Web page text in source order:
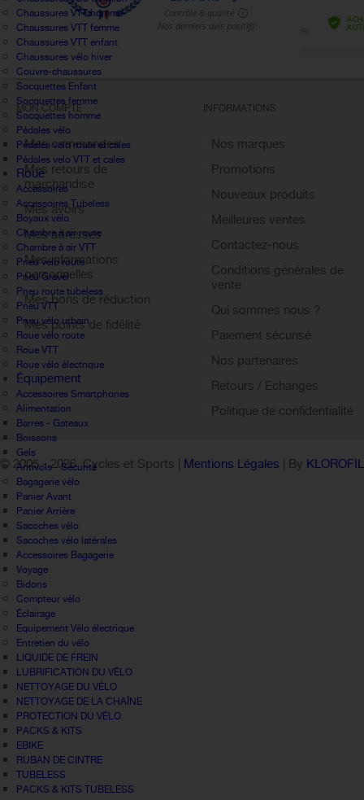
Chaussures VTT homme
Chaussures VTT femme
Chaussures VTT enfant
Chaussures vélo hiver
Couvre-chaussures
Socquettes Enfant
Socquettes femme
Socquettes homme
Pédales vélo
Pédales velo route et cales
Pédales velo VTT et cales
Roue
Accessoires
Accessoires Tubeless
Boyaux vélo
Chambre à air route
Chambre à air VTT
Pneu vélo route
Pneu Gravel
Pneu route tubeless
Pneu VTT
Pneu vélo urbain
Roue vélo route
Roue VTT
Roue vélo électrique
Équipement
Accessoires Smartphones
Alimentation
Barres - Gateaux
Boissons
Gels
Antivols - Sécurité
Bagagerie vélo
Panier Avant
Panier Arrière
Sacoches vélo
Sacoches vélo latérales
Accessoires Bagagerie
Voyage
Bidons
Compteur vélo
Éclairage
Equipement Vélo électrique
Entretien du vélo
LIQUIDE DE FREIN
LUBRIFICATION DU VÉLO
NETTOYAGE DU VÉLO
NETTOYAGE DE LA CHAÎNE
PROTECTION DU VÉLO
PACKS & KITS
EBIKE
RUBAN DE CINTRE
TUBELESS
PACKS & KITS TUBELESS
MON COMPTE
Mes commandes
Mes retours de
marchandise
Mes avoirs
Mes adresses
Mes informations
personnelles
Mes bons de réduction
Mes points de fidélité
Sign out
INFORMATIONS
Nos marques
Promotions
Nouveaux produits
Meilleures ventes
Contactez-nous
Conditions générales de
vente
Qui sommes nous ?
Paiement sécurisé
Nos partenaires
Retours / Echanges
Politique de confidentialité
© 2005 -2026 Cycles et Sports | Mentions Légales | By